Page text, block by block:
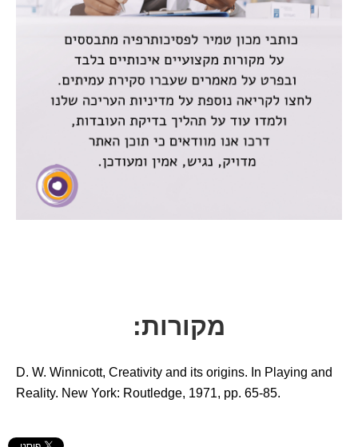
מקורות:
D. W. Winnicott, Creativity and its origins. In Playing and
Reality. New York: Routledge, 1971, pp. 65-85.